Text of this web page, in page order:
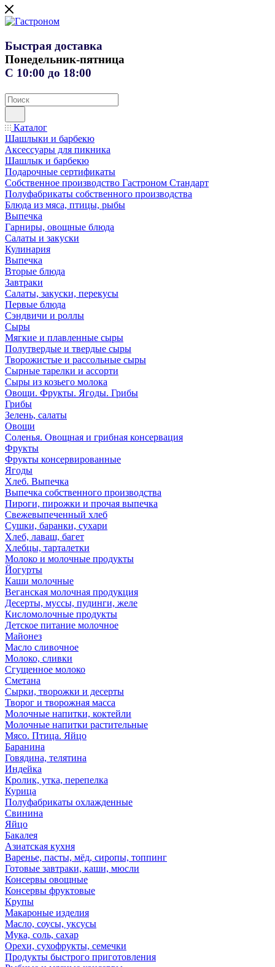
Быстрая доставка
Понедельник-пятница
С 10:00 до 18:00
Каталог
Шашлыки и барбекю
Аксессуары для пикника
Шашлык и барбекю
Подарочные сертификаты
Собственное производство Гастроном Стандарт
Полуфабрикаты собственного производства
Блюда из мяса, птицы, рыбы
Выпечка
Гарниры, овощные блюда
Салаты и закуски
Кулинария
Выпечка
Вторые блюда
Завтраки
Салаты, закуски, перекусы
Первые блюда
Сэндвичи и роллы
Сыры
Мягкие и плавленные сыры
Полутвердые и твердые сыры
Творожистые и рассольные сыры
Сырные тарелки и ассорти
Сыры из козьего молока
Овощи. Фрукты. Ягоды. Грибы
Грибы
Зелень, салаты
Овощи
Соленья. Овощная и грибная консервация
Фрукты
Фрукты консервированные
Ягоды
Хлеб. Выпечка
Выпечка собственного производства
Пироги, пирожки и прочая выпечка
Свежевыпеченный хлеб
Сушки, баранки, сухари
Хлеб, лаваш, багет
Хлебцы, тарталетки
Молоко и молочные продукты
Йогурты
Каши молочные
Веганская молочная продукция
Десерты, муссы, пудинги, желе
Кисломолочные продукты
Детское питание молочное
Майонез
Масло сливочное
Молоко, сливки
Сгущенное молоко
Сметана
Сырки, творожки и десерты
Творог и творожная масса
Молочные напитки, коктейли
Молочные напитки растительные
Мясо. Птица. Яйцо
Баранина
Говядина, телятина
Индейка
Кролик, утка, перепелка
Курица
Полуфабрикаты охлажденные
Свинина
Яйцо
Бакалея
Азиатская кухня
Варенье, пасты, мёд, сиропы, топпинг
Готовые завтраки, каши, мюсли
Консервы овощные
Консервы фруктовые
Крупы
Макароные изделия
Масло, соусы, уксусы
Мука, соль, сахар
Орехи, сухофрукты, семечки
Продукты быстрого приготовления